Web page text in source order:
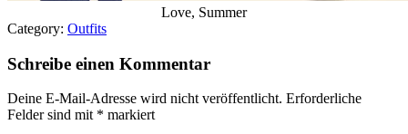
Love, Summer
Category: Outfits
Schreibe einen Kommentar
Deine E-Mail-Adresse wird nicht veröffentlicht. Erforderliche
Felder sind mit * markiert